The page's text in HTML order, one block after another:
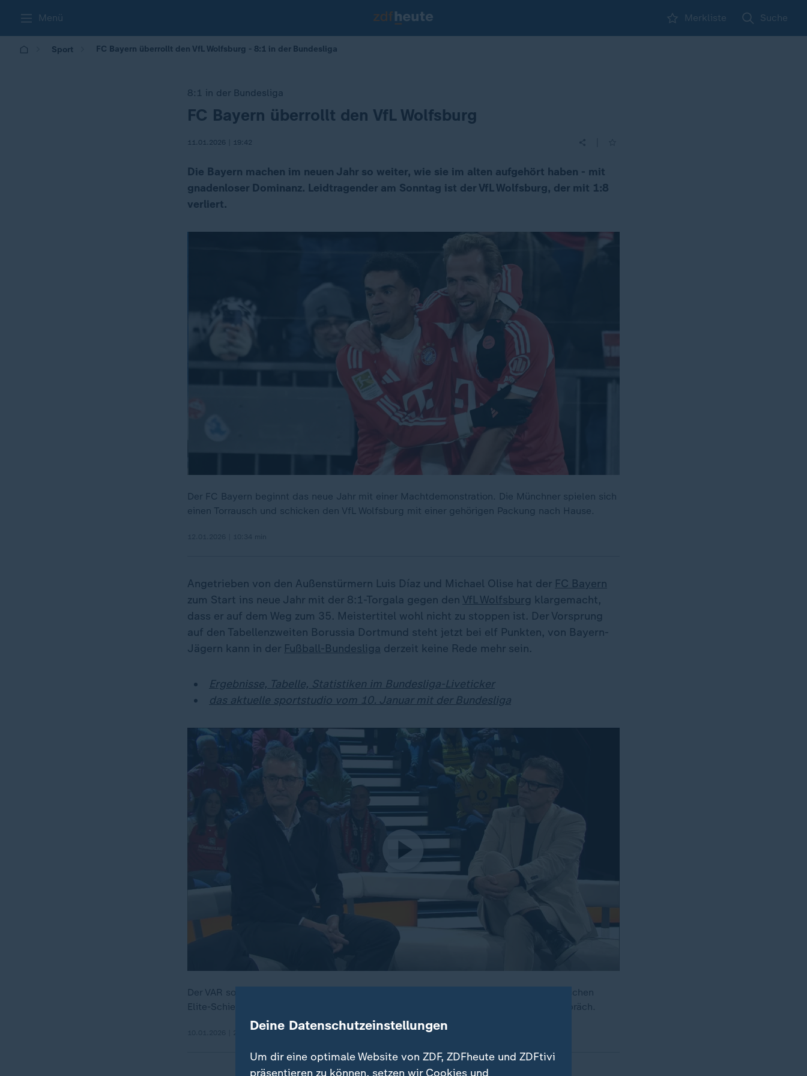
Menü Merkliste Suche
Sport FC Bayern überrollt den VfL Wolfsburg - 8:1 in der Bundesliga
8:1 in der Bundesliga
:FC Bayern überrollt den VfL Wolfsburg
11.01.2026 | 19:42
Die Bayern machen im neuen Jahr so weiter, wie sie im alten aufgehört haben - mit
gnadenloser Dominanz. Leidtragender am Sonntag ist der VfL Wolfsburg, der mit 1:8
verliert.
Der FC Bayern beginnt das neue Jahr mit einer Machtdemonstration. Die Münchner spielen sich
einen Torrausch und schicken den VfL Wolfsburg mit einer gehörigen Packung nach Hause.
Angetrieben von den Außenstürmern Luis Díaz und Michael Olise hat der FC Bayern
zum Start ins neue Jahr mit der 8:1-Torgala gegen den VfL Wolfsburg klargemacht,
dass er auf dem Weg zum 35. Meistertitel wohl nicht zu stoppen ist. Der Vorsprung
auf den Tabellenzweiten Borussia Dortmund steht jetzt bei elf Punkten, von Bayern-
Jägern kann in der Fußball-Bundesliga derzeit keine Rede mehr sein.
Ergebnisse, Tabelle, Statistiken im Bundesliga-Liveticker
das aktuelle sportstudio vom 10. Januar mit der Bundesliga
Der VAR sorgt für den Dauer-Aufreger in der Bundesliga. Knut Kircher (Chef der deutschen
Elite-Schiedsrichter) und Thorsten Kinhöfer (ZDF-Schiri-Experte) im Sportstudio-Gespräch.
Deine Datenschutzeinstellungen
Um dir eine optimale Website von ZDF, ZDFheute und ZDFtivi
präsentieren zu können, setzen wir Cookies und